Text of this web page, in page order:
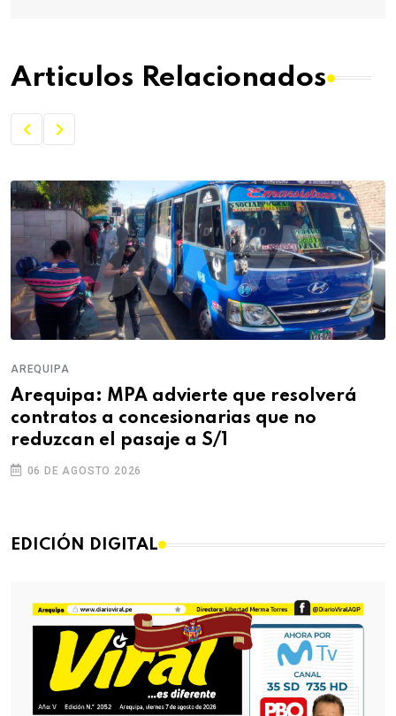
Articulos Relacionados
AREQUIPA
Arequipa: MPA advierte que resolverá
contratos a concesionarias que no
reduzcan el pasaje a S/1
06 DE AGOSTO 2026
EDICIÓN DIGITAL